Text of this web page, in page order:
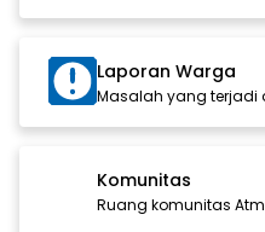
Laporan Warga
Masalah yang terjadi
Komunitas
Ruang komunitas